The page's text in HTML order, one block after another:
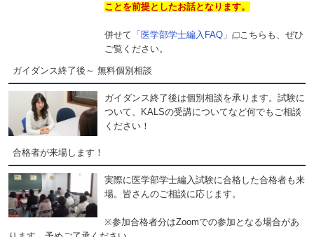
ことを前提としたお話となります。
併せて 「医学部学士編入FAQ」
こちらも、ぜひ
ご覧ください。
ガイダンス終了後～ 無料個別相談
ガイダンス終了後は個別相談を承ります。試験に
ついて、KALSの受講についてなど何でもご相談
ください！
合格者が来場します！
実際に医学部学士編入試験に合格した合格者も来
場。皆さんのご相談に応じます。
※参加合格者分はZoomでの参加となる場合があ